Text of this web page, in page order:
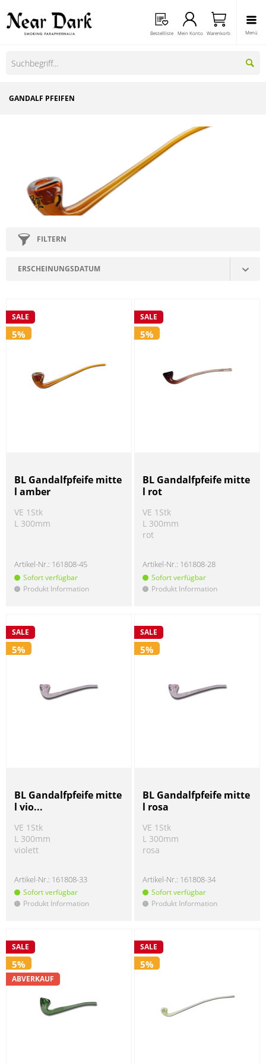
Menü
Bestellliste Mein Konto Warenkorb
GANDALF PFEIFEN
FILTERN
SALE
5%
BL Gandalfpfeife mitte
l amber
VE 1Stk
L 300mm
Artikel-Nr.: 161808-45
Sofort verfügbar
! Produkt Information
SALE
5%
BL Gandalfpfeife mitte
l rot
VE 1Stk
L 300mm
rot
Artikel-Nr.: 161808-28
Sofort verfügbar
! Produkt Information
SALE
5%
BL Gandalfpfeife mitte
l vio...
VE 1Stk
L 300mm
violett
Artikel-Nr.: 161808-33
Sofort verfügbar
! Produkt Information
SALE
5%
BL Gandalfpfeife mitte
l rosa
VE 1Stk
L 300mm
rosa
Artikel-Nr.: 161808-34
Sofort verfügbar
! Produkt Information
SALE
5%
ABVERKAUF
SALE
5%